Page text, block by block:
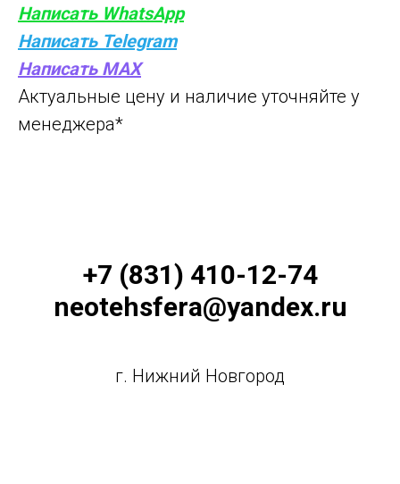
Написать WhatsApp
Написать Telegram
Написать MAX
Актуальные цену и наличие уточняйте у
менеджера*
+7 (831) 410-12-74
neotehsfera@yandex.ru
г. Нижний Новгород